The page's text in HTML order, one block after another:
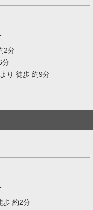
2分
分
り 徒歩 約9分
歩 約2分